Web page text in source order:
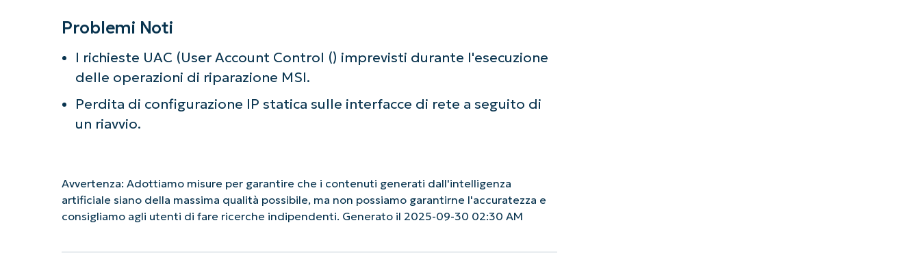
Problemi Noti
I richieste UAC (User Account Control () imprevisti durante l'esecuzione
delle operazioni di riparazione MSI.
Perdita di configurazione IP statica sulle interfacce di rete a seguito di
un riavvio.
Avvertenza: Adottiamo misure per garantire che i contenuti generati dall'intelligenza
artificiale siano della massima qualità possibile, ma non possiamo garantirne l'accuratezza e
consigliamo agli utenti di fare ricerche indipendenti. Generato il 2025-09-30 02:30 AM